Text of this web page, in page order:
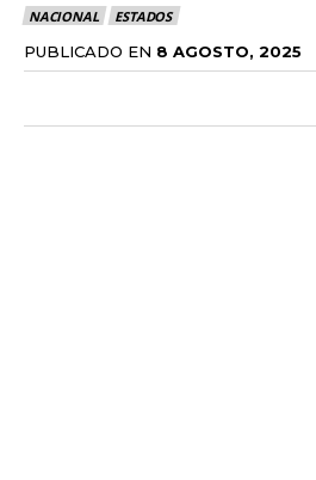
NACIONAL ESTADOS
PUBLICADO EN 8 AGOSTO, 2025